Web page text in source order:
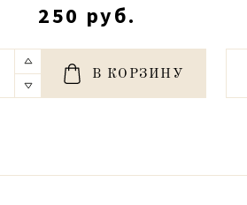
250 руб.
В КОРЗИНУ